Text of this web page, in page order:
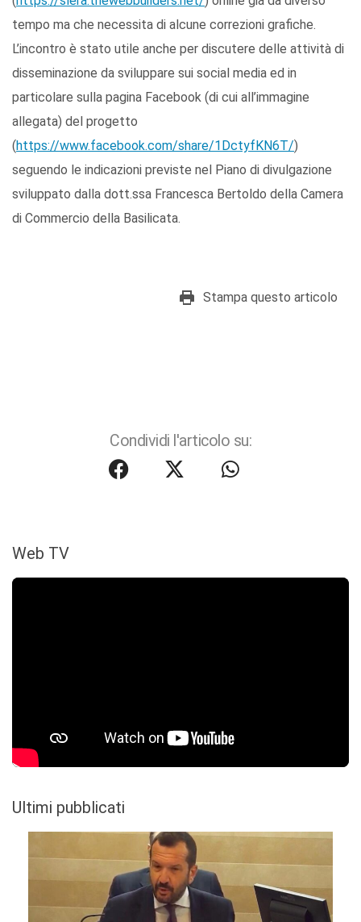
tempo ma che necessita di alcune correzioni grafiche.
L’incontro è stato utile anche per discutere delle attività di
disseminazione da sviluppare sui social media ed in
particolare sulla pagina Facebook (di cui all’immagine
allegata) del progetto
(https://www.facebook.com/share/1DctyfKN6T/)
seguendo le indicazioni previste nel Piano di divulgazione
sviluppato dalla dott.ssa Francesca Bertoldo della Camera
di Commercio della Basilicata.
Stampa questo articolo
Condividi l'articolo su:
Web TV
Ultimi pubblicati